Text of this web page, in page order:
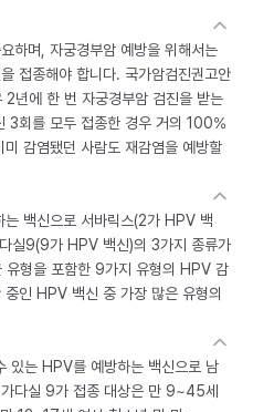
하며, 자궁경부암 예방을 위해서는
접종해야 합니다. 국가암검진권고안
년에 한 번 자궁경부암 검진을 받는
3회를 모두 접종한 경우 거의 100%
감염됐던 사람도 재감염을 예방할
백신으로 서바릭스(2가 HPV 백
실9(9가 HPV 백신)의 3가지 종류가
유형을 포함한 9가지 유형의 HPV 감
인 HPV 백신 중 가장 많은 유형의
있는 HPV를 예방하는 백신으로 남
다실 9가 접종 대상은 만 9~45세